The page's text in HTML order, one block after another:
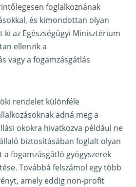
foglalkoznának
és kimondottan olyan
ki az Egészségügyi Minisztérium
ellenzik a
vagy a fogamzásgátlás
rendelet különféle
adná meg a
okokra hivatkozva például ne
biztosításában foglalt olyan
fogamzásgátló gyógyszerek
Továbbá felszámol egy több
amely eddig non-profit